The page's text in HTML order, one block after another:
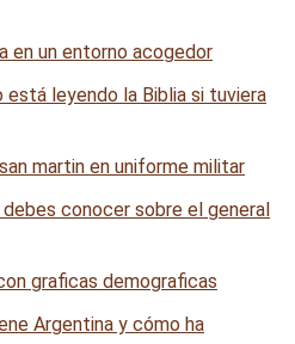
está leyendo la Biblia si tuviera
conocer sobre el general
Argentina y cómo ha